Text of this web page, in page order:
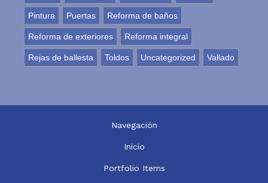
Pintura Puertas Reforma de baños
Reforma de exteriores Reforma integral
Rejas de ballesta Toldos Uncategorized Vallado
Navegación
Inicio
Portfolio Items